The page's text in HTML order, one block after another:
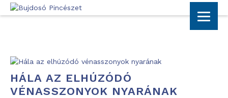
HÁLA AZ ELHÚZÓDÓ
VÉNASSZONYOK NYARÁNAK